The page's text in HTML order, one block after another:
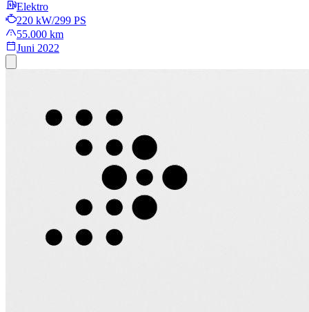
Elektro
220 kW/299 PS
55.000 km
Juni 2022